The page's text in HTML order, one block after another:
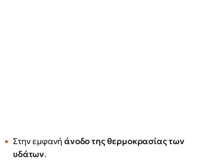
Στην εμφανήάνοδο της θερμοκρασίας των
υδάτων.